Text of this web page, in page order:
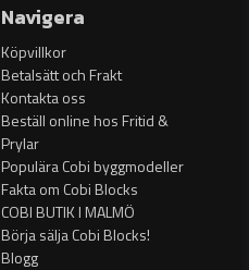
Navigera
Köpvillkor
Betalsätt och Frakt
Kontakta oss
Beställ online hos Fritid &
Prylar
Populära Cobi byggmodeller
Fakta om Cobi Blocks
COBI BUTIK I MALMÖ
Börja sälja Cobi Blocks!
Blogg